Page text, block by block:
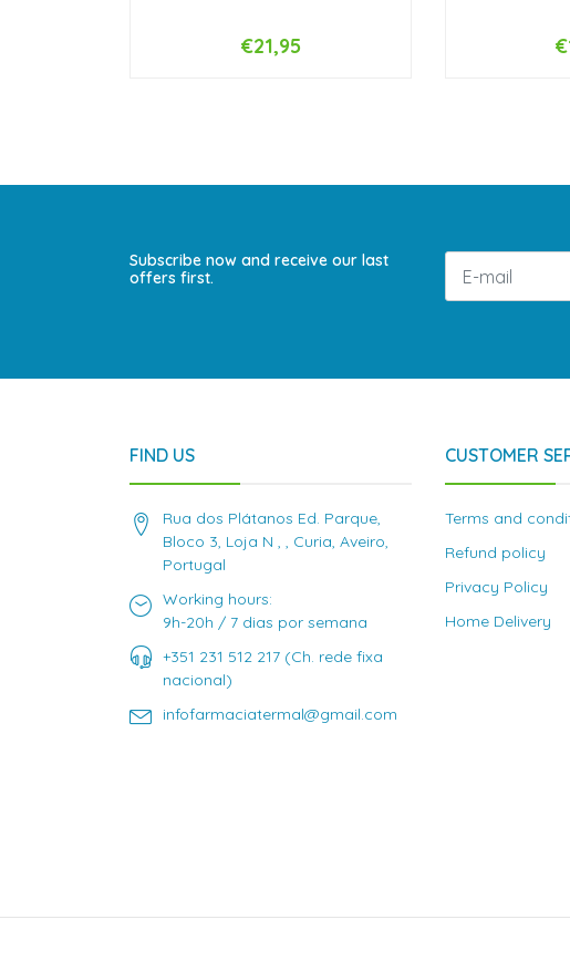
+
€21,95
Subscribe now and receive our last
offers first.
FIND US
Rua dos Plátanos Ed. Parque,
Bloco 3, Loja N , , Curia, Aveiro,
Portugal
Working hours:
9h-20h / 7 dias por semana
+351 231 512 217 (Ch. rede fixa
nacional)
infofarmaciatermal@gmail.com
CUSTOMER
Terms and
Refund policy
Privacy Policy
Home Delivery